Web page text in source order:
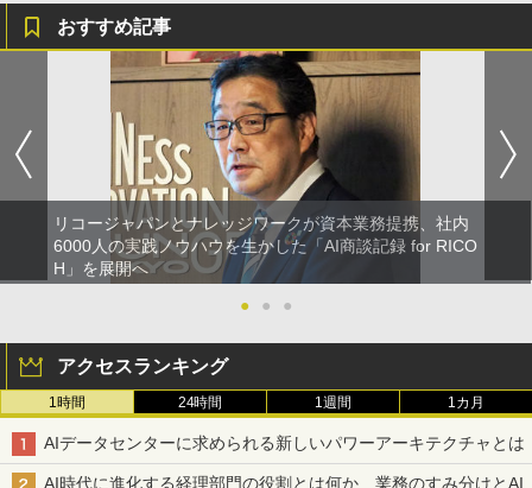
おすすめ記事
リコージャパンとナレッジワークが資本業務提携、社内
6000人の実践ノウハウを生かした「AI商談記録 for RICO
H」を展開へ
●
● ●
アクセスランキング
1時間 24時間 1週間 1カ月
AIデータセンターに求められる新しいパワーアーキテクチャとは
AI時代に進化する経理部門の役割とは何か 業務のすみ分けとAI